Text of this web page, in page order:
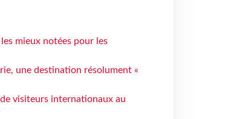
mieux notées pour les
une destination résolument «
visiteurs internationaux au